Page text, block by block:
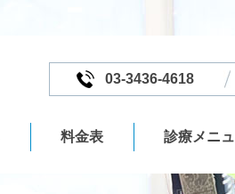
03-3436-4618
料金表 診療メニ